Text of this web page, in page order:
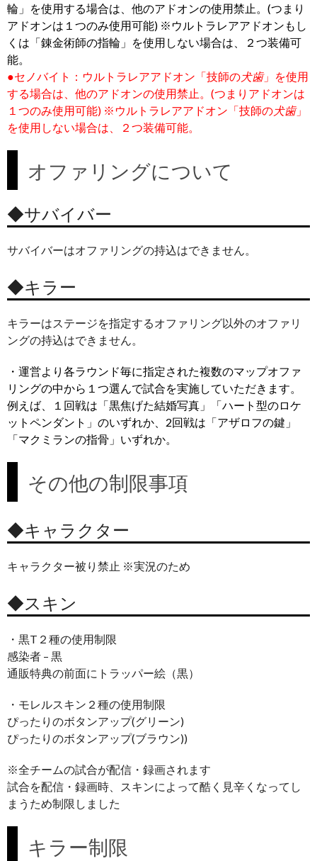
輪」を使用する場合は、他のアドオンの使用禁止。(つまり
アドオンは１つのみ使用可能) ※ウルトラレアアドオンもし
くは「錬金術師の指輪」を使用しない場合は、２つ装備可
能。
●セノバイト：ウルトラレアアドオン「技師の犬歯」を使用
する場合は、他のアドオンの使用禁止。(つまりアドオンは
１つのみ使用可能) ※ウルトラレアアドオン「技師の犬歯」
を使用しない場合は、２つ装備可能。
オファリングについて
◆サバイバー
サバイバーはオファリングの持込はできません。
◆キラー
キラーはステージを指定するオファリング以外のオファリ
ングの持込はできません。
・運営より各ラウンド毎に指定された複数のマップオファ
リングの中から１つ選んで試合を実施していただきます。
例えば、１回戦は「黒焦げた結婚写真」「ハート型のロケ
ットペンダント」のいずれか、2回戦は「アザロフの鍵」
「マクミランの指骨」いずれか。
その他の制限事項
◆キャラクター
キャラクター被り禁止 ※実況のため
◆スキン
・黒T２種の使用制限
感染者 – 黒
通販特典の前面にトラッパー絵（黒）
・モレルスキン２種の使用制限
ぴったりのボタンアップ(グリーン)
ぴったりのボタンアップ(ブラウン))
※全チームの試合が配信・録画されます
試合を配信・録画時、スキンによって酷く見辛くなってし
まうため制限しました
キラー制限